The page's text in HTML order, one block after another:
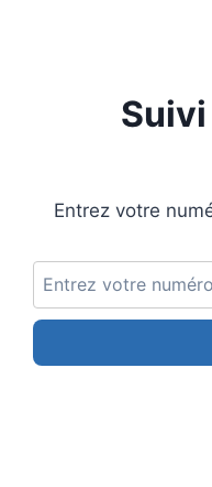
Entrez votre